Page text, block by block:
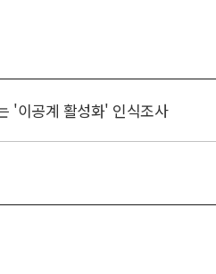
'이공계 활성화' 인식조사